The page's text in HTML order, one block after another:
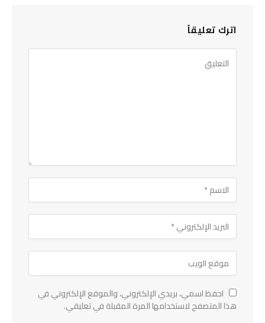
اترك تعليقاً
احفظ اسمي، بريدي الإلكتروني، والموقع الإلكتروني في
هذا المتصفح لاستخدامها المرة المقبلة في تعليقي.